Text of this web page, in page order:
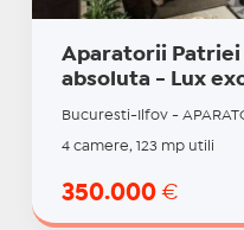
Aparatorii
absoluta - Lux
Bucuresti-Ilfov -
4 camere, 123 mp utili
350.000 €